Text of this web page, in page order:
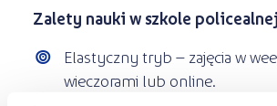
Zalety nauki w szkole
Elastyczny tryb – zajęcia w
wieczorami lub online.